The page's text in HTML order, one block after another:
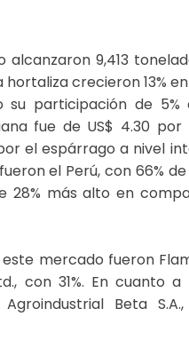
9,413
crecieron 13% en
su participación de 5%
fue de US$ 4.30 por
el espárrago a nivel
el Perú, con 66%
28% más alto en
mercado fueron
con 31%. En cuanto a
Beta